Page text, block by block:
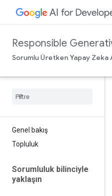
Responsible
Sorumlu Üretken Yapay Zeka
Genel bakış
Topluluk
Sorumluluk bilinciyle
yaklaşın